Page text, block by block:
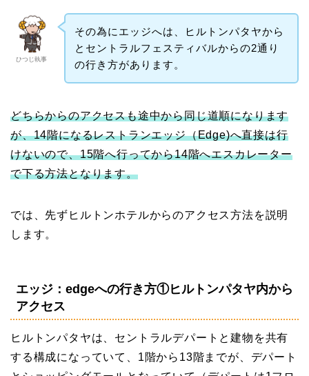
ひつじ執事
その為にエッジへは、ヒルトンパタヤから
とセントラルフェスティバルからの2通り
の行き方があります。
どちらからのアクセスも途中から同じ道順になります
が、14階になるレストランエッジ（Edge)へ直接は行
けないので、15階へ行ってから14階へエスカレーター
で下る方法となります。
では、先ずヒルトンホテルからのアクセス方法を説明
します。
エッジ：edgeへの行き方①ヒルトンパタヤ内から
アクセス
ヒルトンパタヤは、セントラルデパートと建物を共有
する構成になっていて、1階から13階までが、デパート